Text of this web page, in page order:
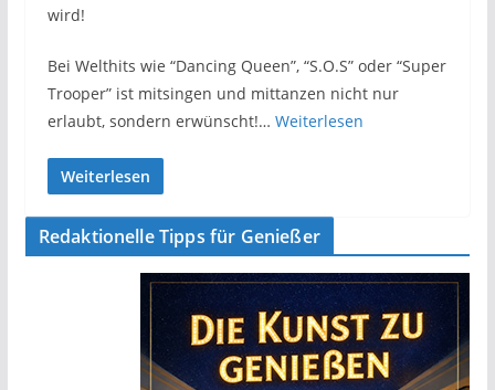
wird!
Bei Welthits wie “Dancing Queen”, “S.O.S” oder “Super
Trooper” ist mitsingen und mittanzen nicht nur
erlaubt, sondern erwünscht!… Weiterlesen
Weiterlesen
Redaktionelle Tipps für Genießer